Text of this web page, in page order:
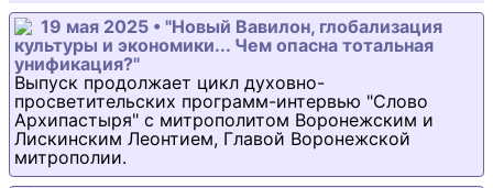
19 мая 2025 • "Новый Вавилон, глобализация
культуры и экономики... Чем опасна тотальная
унификация?"
Выпуск продолжает цикл духовно-
просветительских программ-интервью "Слово
Архипастыря" с митрополитом Воронежским и
Лискинским Леонтием, Главой Воронежской
митрополии.